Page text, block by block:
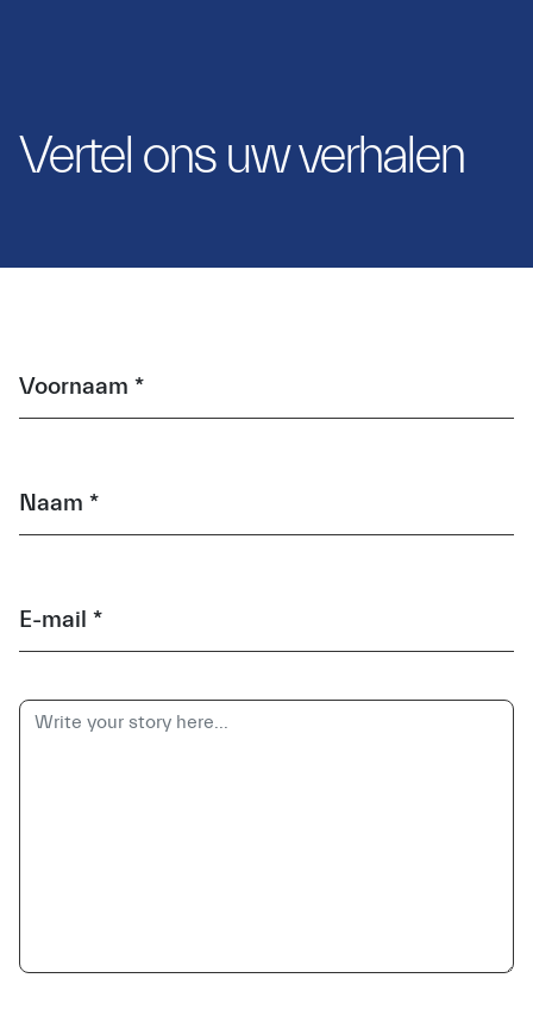
Vertel ons uw verhalen
Voornaam *
Naam *
E-mail *